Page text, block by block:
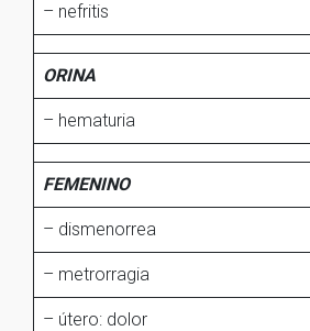
– nefritis
ORINA
– hematuria
FEMENINO
– dismenorrea
– metrorragia
– útero: dolor